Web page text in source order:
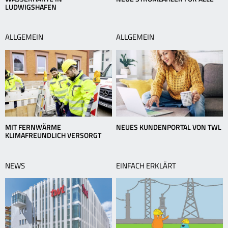
LUDWIGSHAFEN
ALLGEMEIN
MIT FERNWÄRME
KLIMAFREUNDLICH VERSORGT
ALLGEMEIN
NEUES KUNDENPORTAL VON TWL
NEWS EINFACH ERKLÄRT